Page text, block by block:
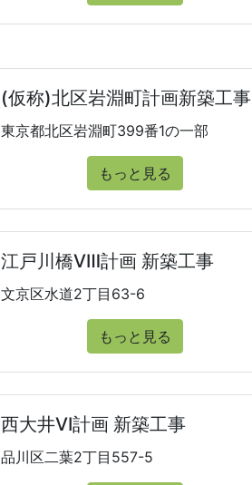
(仮称)北区岩淵町計画新築工事
東京都北区岩淵町399番1の一部
もっと見る
江戸川橋Ⅷ計画 新築工事
文京区水道2丁目63-6
もっと見る
西大井VI計画 新築工事
品川区二葉2丁目557-5